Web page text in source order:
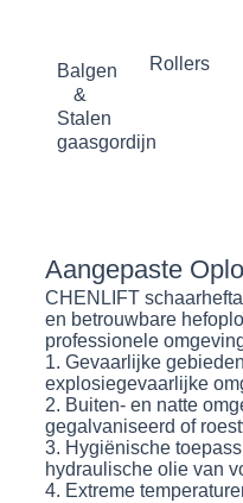
Balgen
&
Stalen
gaasgordijn
Rollers
Aangepaste
CHENLIFT
en betrouwbare
professionele
1. Gevaarlijke
explosiegevaarlijke
2. Buiten- en natte
gegalvaniseerd of
3. Hygiënische
hydraulische olie van
4. Extreme